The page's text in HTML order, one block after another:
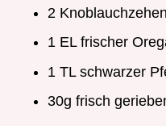
2
1 EL frischer
1 TL schwarzer
30g frisch